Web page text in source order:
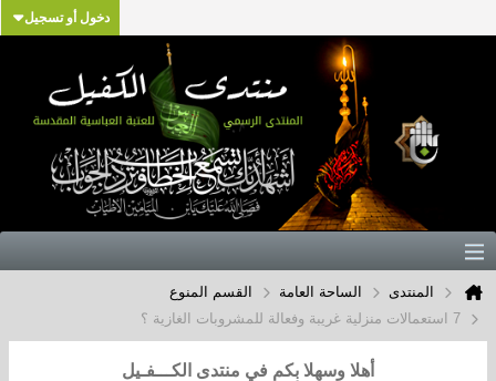
دخول أو تسجيل
المنتدى الساحة العامة
القسم المنوع
7 استعمالات منزلية غريبة وفعالة للمشروبات الغازية ؟
أهلا وسهلا بكم في منتدى الكـــفـيل